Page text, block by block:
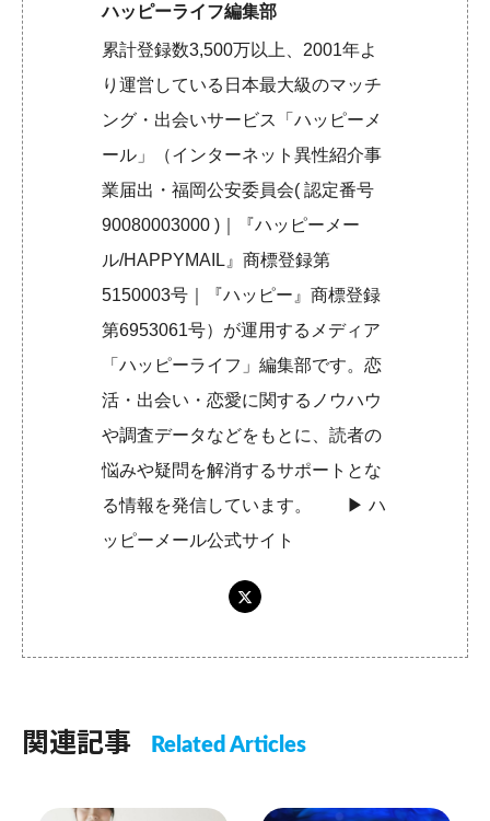
ハッピーライフ編集部
累計登録数3,500万以上、2001年よ
り運営している日本最大級のマッチ
ング・出会いサービス「ハッピーメ
ール」（インターネット異性紹介事
業届出・福岡公安委員会( 認定番号
90080003000 )｜『ハッピーメー
ル/HAPPYMAIL』商標登録第
5150003号｜『ハッピー』商標登録
第6953061号）が運用するメディア
「ハッピーライフ」編集部です。恋
活・出会い・恋愛に関するノウハウ
や調査データなどをもとに、読者の
悩みや疑問を解消するサポートとな
る情報を発信しています。 ▶︎ハ
ッピーメール公式サイト
関連記事 Related Articles